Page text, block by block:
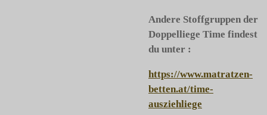
Andere Stoffgruppen der
Doppelliege Time findest
du unter :
https://www.matratzen-
betten.at/time-
ausziehliege